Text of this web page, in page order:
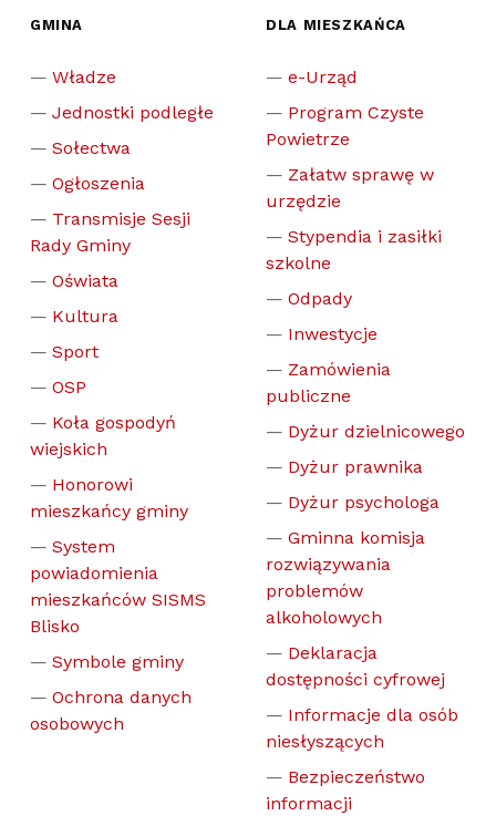
GMINA
Władze
Jednostki podległe
Sołectwa
Ogłoszenia
Transmisje Sesji
Rady Gminy
Oświata
Kultura
Sport
OSP
Koła gospodyń
wiejskich
Honorowi
mieszkańcy gminy
System
powiadomienia
mieszkańców SISMS
Blisko
Symbole gminy
Ochrona danych
osobowych
DLA MIESZKAŃCA
e-Urząd
Program Czyste
Powietrze
Załatw sprawę w
urzędzie
Stypendia i zasiłki
szkolne
Odpady
Inwestycje
Zamówienia
publiczne
Dyżur dzielnicowego
Dyżur prawnika
Dyżur psychologa
Gminna komisja
rozwiązywania
problemów
alkoholowych
Deklaracja
dostępności cyfrowej
Informacje dla osób
niesłyszących
Bezpieczeństwo
informacji